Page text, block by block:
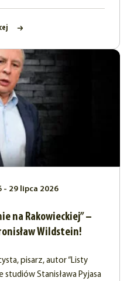
- 29 lipca 2026
na Rakowieckiej” –
Wildstein!
pisarz, autor “Listy
studiów Stanisława Pyjasa